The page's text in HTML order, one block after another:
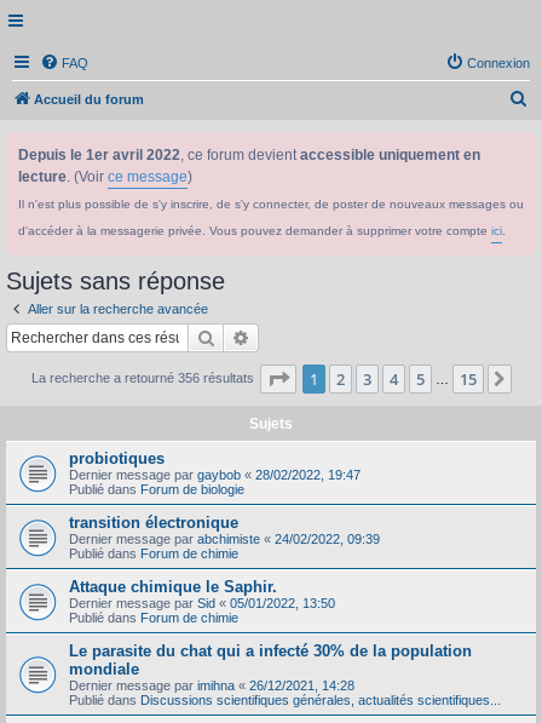
FAQ Connexion
Accueil du forum
Depuis le 1er avril 2022, ce forum devientaccessible uniquement en
lecture. (Voir ce message)
Il n'est plus possible de s'y inscrire, de s'y connecter, de poster de nouveaux messages ou
d'accéder à la messagerie privée. Vous pouvez demander à supprimer votre compte ici
Sujets sans réponse
Aller sur la recherche avancée
Rechercher
La recherche a retourné 356 résultats Page 1sur15
1 2 3 4 5 15
Sujets
probiotiques
Dernier message par gaybob « 28/02/2022, 19:47
Publié dans Forum de biologie
transition électronique
Dernier message par abchimiste « 24/02/2022, 09:39
Publié dans Forum de chimie
Attaque chimique le Saphir.
Dernier message par Sid « 05/01/2022, 13:50
Publié dans Forum de chimie
Le parasite du chat qui a infecté 30% de la population
mondiale
Dernier message par imihna « 26/12/2021, 14:28
Publié dans Discussions scientifiques générales, actualités scientifiques...